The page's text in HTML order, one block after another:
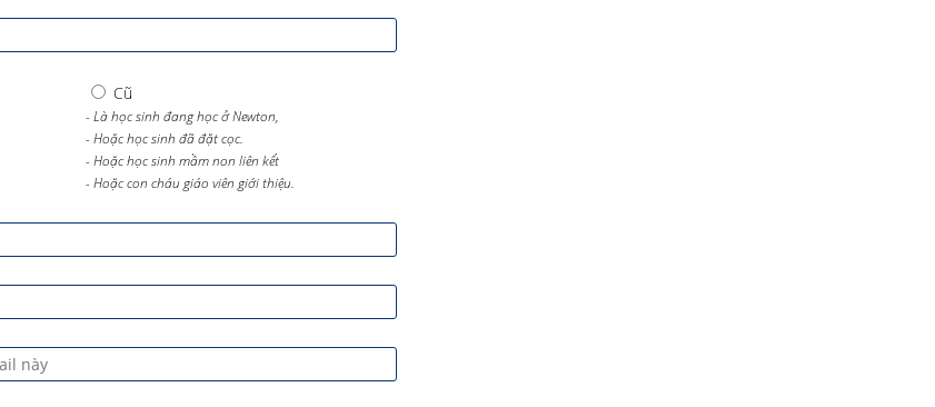
Cũ
- Là học sinh đang học ở Newton,
- Hoặc học sinh đã đặt cọc.
- Hoặc học sinh mầm non liên kết
- Hoặc con cháu giáo viên giới thiệu.